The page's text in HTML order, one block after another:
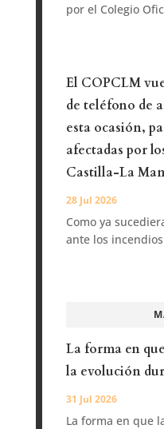
por el Colegio
El COPCLM
de teléfono de
esta ocasión,
afectadas por
Castilla-La
28 Jul 2026
Como ya
ante los
La forma en
la evolución
31 Jul 2026
La forma en que